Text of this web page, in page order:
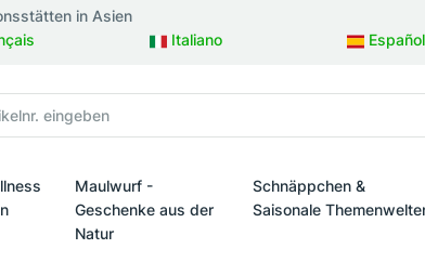
in Asien
Italiano Español
Maulwurf -
Geschenke aus der
Natur
Schnäppchen &
Saisonale